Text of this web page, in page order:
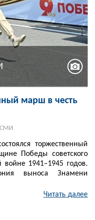
марш в честь
СМИ
торжественный
Победы советского
войне 1941–1945 годов.
выноса Знамени
Читать далее